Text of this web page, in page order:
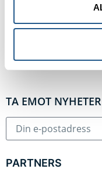
TA EMOT NYHETER
PARTNERS